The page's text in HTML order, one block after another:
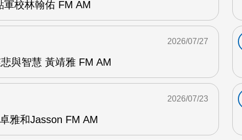
軍校林翰佑 FM AM
與智慧 黃靖雅 FM AM
2026/07/27
雅和Jasson FM AM
2026/07/23